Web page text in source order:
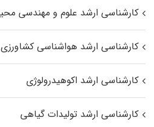
کارشناسی ارشد علوم و مهندسی
کارشناسی ارشد هواشناسی کشاورزی
کارشناسی ارشد اکوهیدرولوژی
کارشناسی ارشد تولیدات گیاهی